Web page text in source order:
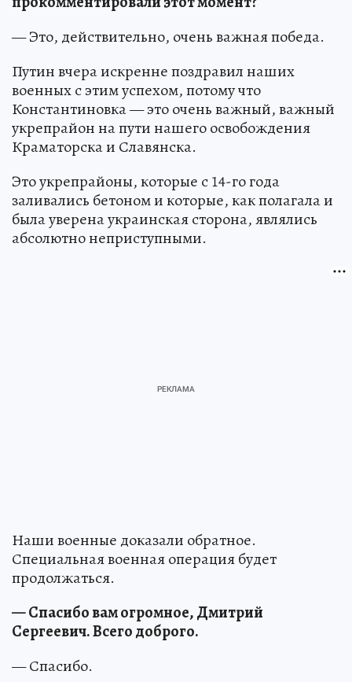
— Это, действительно, очень важная победа.
Путин вчера искренне поздравил наших
военных с этим успехом, потому что
Константиновка — это очень важный, важный
укрепрайон на пути нашего освобождения
Краматорска и Славянска.
Это укрепрайоны, которые с 14-го года
заливались бетоном и которые, как полагала и
была уверена украинская сторона, являлись
абсолютно неприступными.
Наши военные доказали обратное.
Специальная военная операция будет
продолжаться.
— Спасибо вам огромное, Дмитрий
Сергеевич. Всего доброго.
— Спасибо.